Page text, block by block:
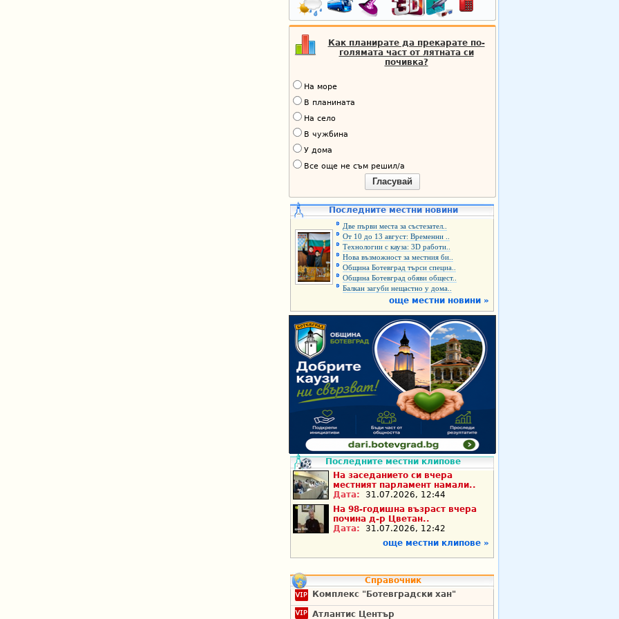
Как планирате да прекарате по-
голямата част от лятната си
почивка?
На море
В планината
На село
В чужбина
У дома
Все още не съм решил/а
Гласувай
Последните местни новини
Две първи места за състезател..
От 10 до 13 август: Временни ..
Технологии с кауза: 3D работи..
Нова възможност за местния би..
Община Ботевград търси специа..
Община Ботевград обяви общест..
Балкан загуби нещастно у дома..
още местни новини »
Последните местни клипове
На заседанието си вчера
местният парламент намали..
Дата:
31.07.2026, 12:44
На 98-годишна възраст вчера
почина д-р Цветан..
Дата:
31.07.2026, 12:42
още местни клипове »
Справочник
Комплекс "Ботевградски хан"
Атлантис Център